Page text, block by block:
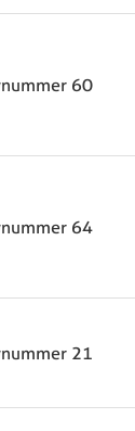
60
64
21